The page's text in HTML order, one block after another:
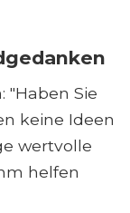
"Haben Sie
keine Ideen
wertvolle
helfen